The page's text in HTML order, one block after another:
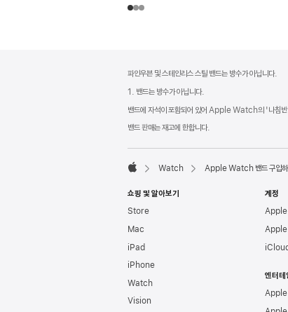
파인우븐 및 스테인리스 스틸 밴드는 방수가 아닙니다.
1. 밴드는 방수가 아닙니다.
밴드에 자석이 포함되어 있어 Apple Watch의 '나침반'
밴드 판매는 재고에 한합니다.
Watch Apple Watch 밴드 구입
쇼핑 및 알아보기
Store
Mac
iPad
iPhone
Watch
Vision
계정
Apple
Apple
엔터테